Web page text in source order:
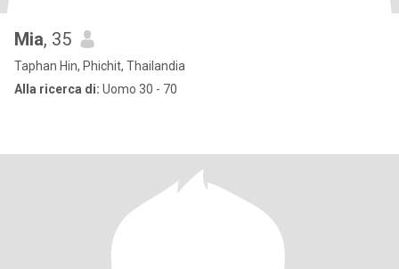
Mia, 35
Taphan Hin, Phichit, Thailandia
Alla ricerca di: Uomo 30 - 70